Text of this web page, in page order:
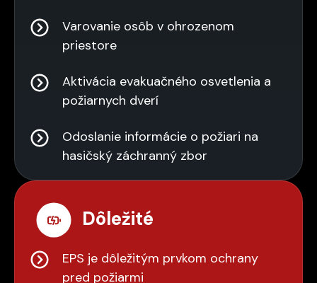
Varovanie osôb v ohrozenom
priestore
Aktivácia evakuačného osvetlenia a
požiarnych dverí
Odoslanie informácie o požiari na
hasičský záchranný zbor
Dôležité
EPS je dôležitým prvkom ochrany
pred požiarmi